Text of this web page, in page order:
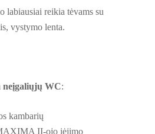
labiausiai reikia tėvams su
vystymo lenta.
neįgaliųjų WC:
kambarių
II-ojo įėjimo